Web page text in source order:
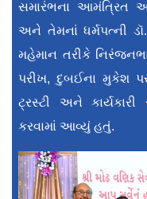
સમારંભના આમંત્રિત
અને તેમનાં ધર્મપત્ની
મહેમાન તરીકે
પરીખ, દુબઈના મુકેશ
ટ્રસ્ટી અને
કરવામાં આવ્યું હતું.